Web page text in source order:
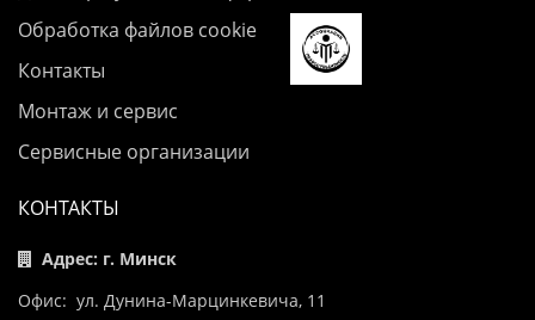
Обработка файлов cookie
Контакты
Монтаж и сервис
Сервисные организации
КОНТАКТЫ
Адрес: г. Минск
Офис: ул. Дунина-Марцинкевича, 11